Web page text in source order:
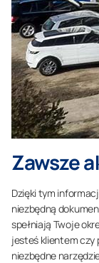
Zawsze
Dzięki tym
niezbędną
spełniają Twoje
jesteś klientem czy
niezbędne